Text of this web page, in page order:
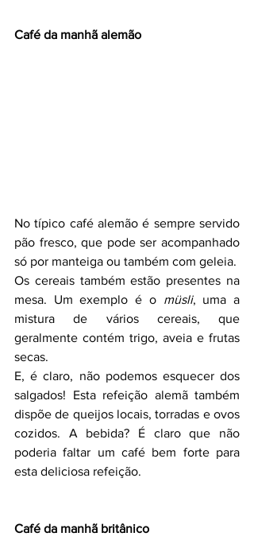
Café da manhã alemão
No típico café alemão é sempre servido
pão fresco, que pode ser acompanhado
só por manteiga ou também com geleia.
Os cereais também estão presentes na
mesa. Um exemplo é o müsli, uma a
mistura de vários cereais, que
geralmente contém trigo, aveia e frutas
secas.
E, é claro, não podemos esquecer dos
salgados! Esta refeição alemã também
dispõe de queijos locais, torradas e ovos
cozidos. A bebida? É claro que não
poderia faltar um café bem forte para
esta deliciosa refeição.
Café da manhã britânico